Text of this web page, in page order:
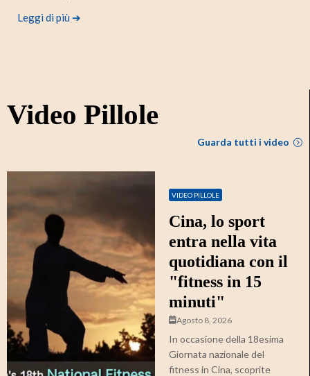
Leggi di più ➔
Video Pillole
Guarda tutti i video
VIDEO PILLOLE
Cina, lo sport
entra nella vita
quotidiana con il
"fitness in 15
minuti"
Agosto 8, 2026
In occasione della 18esima
Giornata nazionale del
fitness in Cina, scoprite